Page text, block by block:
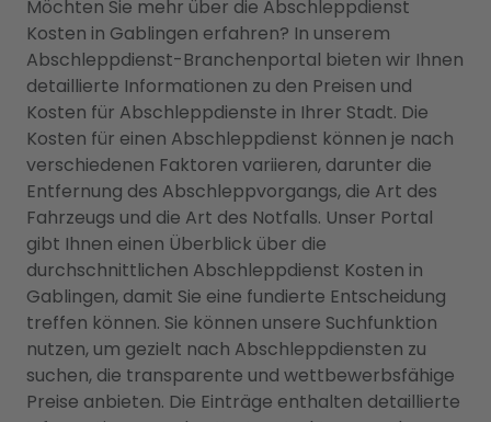
Möchten Sie mehr über die Abschleppdienst
Kosten in Gablingen erfahren? In unserem
Abschleppdienst-Branchenportal bieten wir Ihnen
detaillierte Informationen zu den Preisen und
Kosten für Abschleppdienste in Ihrer Stadt. Die
Kosten für einen Abschleppdienst können je nach
verschiedenen Faktoren variieren, darunter die
Entfernung des Abschleppvorgangs, die Art des
Fahrzeugs und die Art des Notfalls. Unser Portal
gibt Ihnen einen Überblick über die
durchschnittlichen Abschleppdienst Kosten in
Gablingen, damit Sie eine fundierte Entscheidung
treffen können. Sie können unsere Suchfunktion
nutzen, um gezielt nach Abschleppdiensten zu
suchen, die transparente und wettbewerbsfähige
Preise anbieten. Die Einträge enthalten detaillierte